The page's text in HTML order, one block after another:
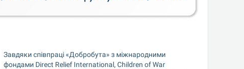
Завдяки співпраці «Добробута» з міжнародними
фондами Direct Relief International, Children of War